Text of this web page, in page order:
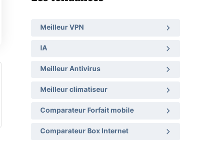
Meilleur VPN
IA
Meilleur Antivirus
Meilleur climatiseur
Comparateur Forfait mobile
Comparateur Box Internet